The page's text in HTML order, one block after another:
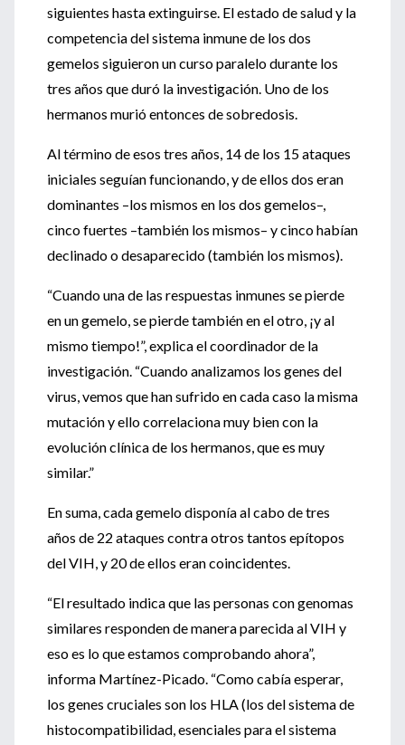
siguientes hasta extinguirse. El estado de salud y la
competencia del sistema inmune de los dos
gemelos siguieron un curso paralelo durante los
tres años que duró la investigación. Uno de los
hermanos murió entonces de sobredosis.
Al término de esos tres años, 14 de los 15 ataques
iniciales seguían funcionando, y de ellos dos eran
dominantes –los mismos en los dos gemelos–,
cinco fuertes –también los mismos– y cinco habían
declinado o desaparecido (también los mismos).
“Cuando una de las respuestas inmunes se pierde
en un gemelo, se pierde también en el otro, ¡y al
mismo tiempo!”, explica el coordinador de la
investigación. “Cuando analizamos los genes del
virus, vemos que han sufrido en cada caso la misma
mutación y ello correlaciona muy bien con la
evolución clínica de los hermanos, que es muy
similar.”
En suma, cada gemelo disponía al cabo de tres
años de 22 ataques contra otros tantos epítopos
del VIH, y 20 de ellos eran coincidentes.
“El resultado indica que las personas con genomas
similares responden de manera parecida al VIH y
eso es lo que estamos comprobando ahora”,
informa Martínez-Picado. “Como cabía esperar,
los genes cruciales son los HLA (los del sistema de
histocompatibilidad, esenciales para el sistema